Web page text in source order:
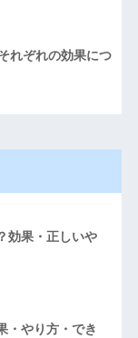
れぞれの効果につ
効果・正しいや
・やり方・でき